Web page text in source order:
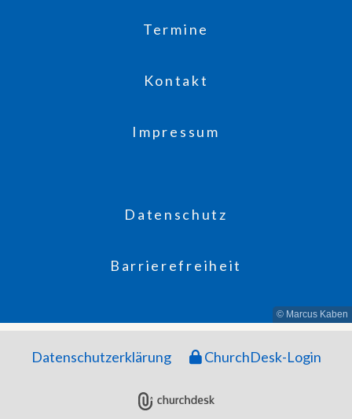
Termine
Kontakt
Impressum
Datenschutz
Barrierefreiheit
© Marcus Kaben
Datenschutzerklärung ChurchDesk-Login